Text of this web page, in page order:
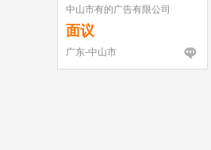
中山市有的广告有限公司
面议
广东-中山市